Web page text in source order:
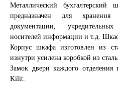
Металлический
предназначен для
документации,
носителей информации и т.д.
Корпус шкафа изготовлен из
изнутри усилена коробкой из
Замок двери каждого
Kilit.